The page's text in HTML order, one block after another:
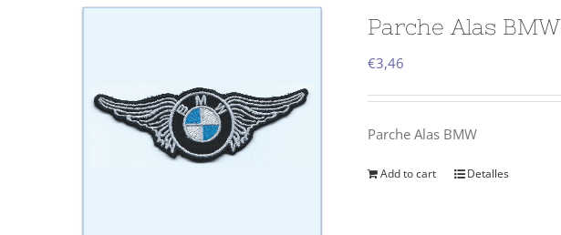
Parche Alas BMW
€3,46
Parche Alas BMW
Add to cart Detalles